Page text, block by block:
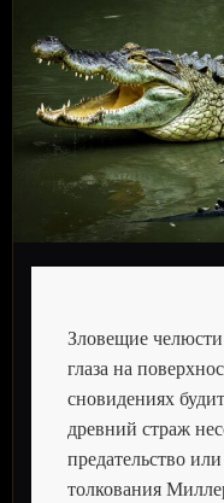
Зловещие
глаза на
сновидениях
древний страж
предательство
толкования